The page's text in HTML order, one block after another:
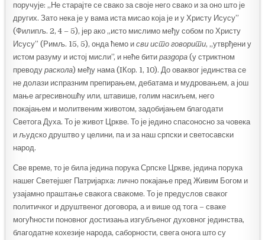
поручује: „Не старајте се свако за своје него свако и за оно што је
других. Зато нека је у вама иста мисао која је и у Христу Исусу”
(Филипљ. 2, 4 – 5), јер ако „исто мислимо међу собом по Христу
Исусу” (Римљ. 15, 5), онда ћемо исви исто говорити, „утврђени у
истом разуму и истој мисли”, и неће битираздора (у стриктном
преводураскола) међу нама (IКор. 1, 10). До оваквог јединства се
не долази испразним препирањем, дебатама и мудровањем, а још
мање агресивношћу или, штавише, голим насиљем, него
покајањем и молитвеним животом, задобијањем благодати
Светога Духа. То је живот Цркве. То је једино спасоносно за човека
и људско друштво у целини, па и за наш српски и светосавски
народ.
Све време, то је била једина порука Српске Цркве, једина порука
нашег Светејшег Патријарха: лично покајање пред Живим Богом и
узајамно праштање свакога свакоме. То је предуслов сваког
политичког и друштвеног договора, а и више од тога – сваке
могућности поновног достизања изгубљеног духовног јединства,
благодатне кохезије народа, саборности, свега онога што су